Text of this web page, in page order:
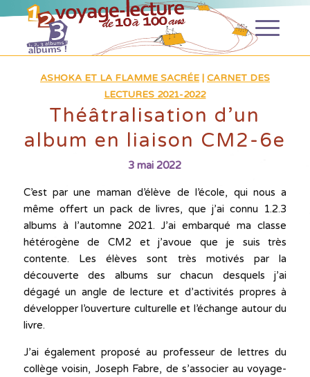
ASHOKA ET LA FLAMME SACRÉE| CARNET DES
LECTURES 2021-2022
Théâtralisation d’un
album en liaison CM2-6e
3 mai 2022
C’est par une maman d’élève de l’école, qui nous a
même offert un pack de livres, que j’ai connu 1.2.3
albums à l’automne 2021. J’ai embarqué ma classe
hétérogène de CM2 et j’avoue que je suis très
contente. Les élèves sont très motivés par la
découverte des albums sur chacun desquels j’ai
dégagé un angle de lecture et d’activités propres à
développer l’ouverture culturelle et l’échange autour du
livre.
J’ai également proposé au professeur de lettres du
collège voisin, Joseph Fabre, de s’associer au voyage-